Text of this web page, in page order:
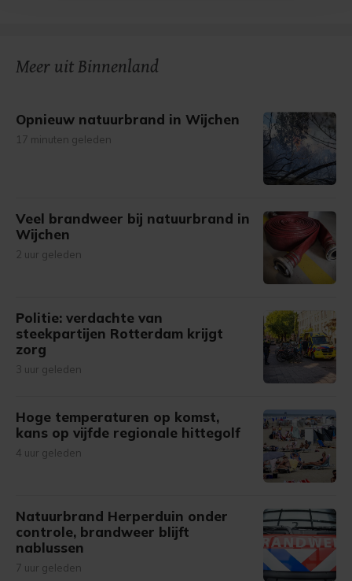
Meer uit Binnenland
Opnieuw natuurbrand in Wijchen
17 minuten geleden
Veel brandweer bij natuurbrand in
Wijchen
2 uur geleden
Politie: verdachte van
steekpartijen Rotterdam krijgt
zorg
3 uur geleden
Hoge temperaturen op komst,
kans op vijfde regionale hittegolf
4 uur geleden
Natuurbrand Herperduin onder
controle, brandweer blijft
nablussen
7 uur geleden